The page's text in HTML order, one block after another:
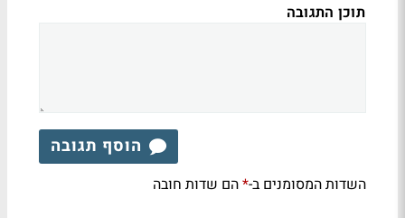
תוכן התגובה
הוסף תגובה
השדות המסומנים ב-*הם שדות חובה